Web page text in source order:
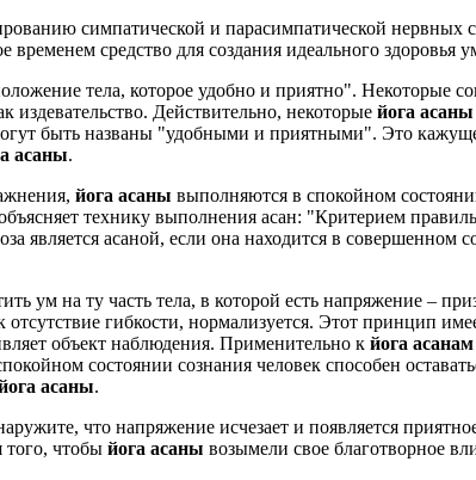
симпатической и парасимпатической нервных
временем средство для создания идеального здоровья
тела, которое удобно и приятно". Некоторые
издевательство. Действительно, некоторые йога асаны
быть названы "удобными и приятными". Это
асаны.
йога асаны выполняются в спокойном
технику выполнения асан: "Критерием
является асаной, если она находится в совершенном
ум на ту часть тела, в которой есть напряжение –
гибкости, нормализуется. Этот принцип
объект наблюдения. Применительно к йога асанам
состоянии сознания человек способен
асаны.
что напряжение исчезает и появляется
того, чтобы йога асаны возымели свое благотворное